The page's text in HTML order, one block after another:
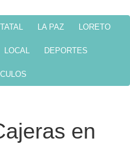
LA PAZ LORETO
LOCAL DEPORTES
en